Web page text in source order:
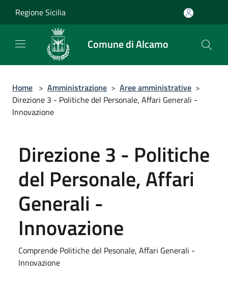
Regione Sicilia
Comune di Alcamo
Home > Amministrazione > Aree amministrative >
Direzione 3 - Politiche del Personale, Affari Generali -
Innovazione
Direzione 3 - Politiche
del Personale, Affari
Generali -
Innovazione
Comprende Politiche del Pesonale, Affari Generali -
Innovazione